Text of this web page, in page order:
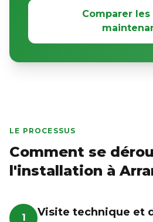
Comparer
LE PROCESSUS
Comment se
l'installation à
1 Visite technique et